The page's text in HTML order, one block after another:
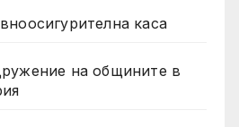
каса
на общините в